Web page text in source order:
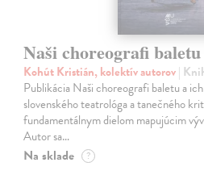
Naši choreografi
Kohút Kristián, kolektív autorov|
Publikácia Naši choreografi baletu a
slovenského teatrológa a tanečného
fundamentálnym dielom mapujúcim
Autor sa…
Na sklade ?